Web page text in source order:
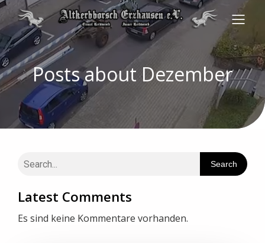
Posts about Dezember
Search
Latest Comments
Es sind keine Kommentare vorhanden.